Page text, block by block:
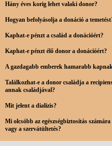
Hány éves korig lehet valaki donor?
Hogyan befolyásolja a donáció a
Kaphat-e pénzt a család a donációért?
Kaphat-e pénzt élő donor a donációért?
A gazdagabb emberek hamarabb
Találkozhat-e a donor családja a
annak családjával?
Mit jelent a dialízis?
Mi olcsóbb az egészségbiztosítás
vagy a szervátültetés?